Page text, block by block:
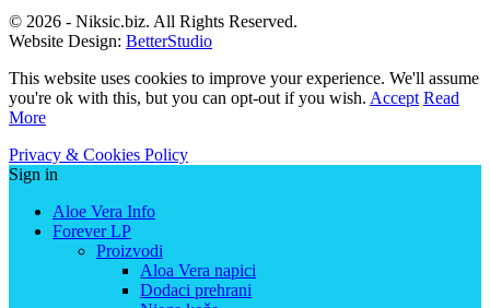
© 2026 - Niksic.biz. All Rights Reserved.
Website Design: BetterStudio
This website uses cookies to improve your experience. We'll assume
you're ok with this, but you can opt-out if you wish. Accept Read
More
Privacy & Cookies Policy
Sign in
Aloe Vera Info
Forever LP
Proizvodi
Aloa Vera napici
Dodaci prehrani